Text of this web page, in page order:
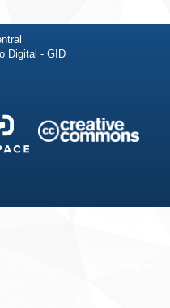
Digital - GID